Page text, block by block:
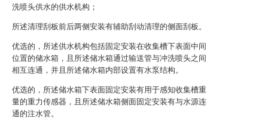
洗喷头供水的供水机构；
所述清理刮板前后两侧安装有辅助刮动清理的侧面刮板。
优选的，所述供水机构包括固定安装在收集槽下表面中间
位置的储水箱，且所述储水箱通过输送管与冲洗喷头之间
相互连通，并且所述储水箱内部设置有水泵结构。
优选的，所述储水箱下表面固定安装有用于感知收集槽重
量的重力传感器，且所述储水箱侧面固定安装有与水源连
通的注水管。